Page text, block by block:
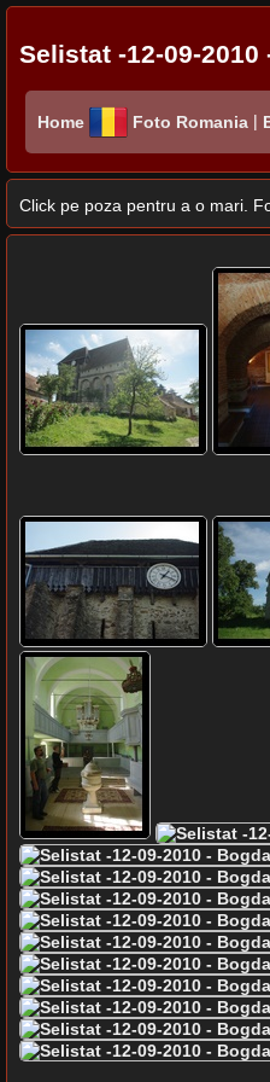
Selistat -12-09-
Home Foto Romania |
Click pe poza pentru a o mari.